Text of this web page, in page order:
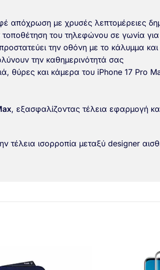
απόχρωση με χρυσές λεπτομέρειες
του τηλεφώνου σε γωνία
την οθόνη με το κάλυμμα
την καθημερινότητά σας
θύρες και κάμερα του iPhone 17 Pro
, εξασφαλίζοντας τέλεια εφαρμογή
τέλεια ισορροπία μεταξύ designer